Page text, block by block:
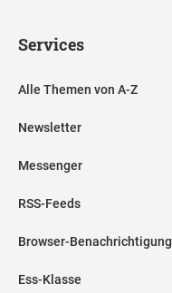
Services
Alle Themen von A-Z
Newsletter
Messenger
RSS-Feeds
Browser-Benachrichtigung
Ess-Klasse